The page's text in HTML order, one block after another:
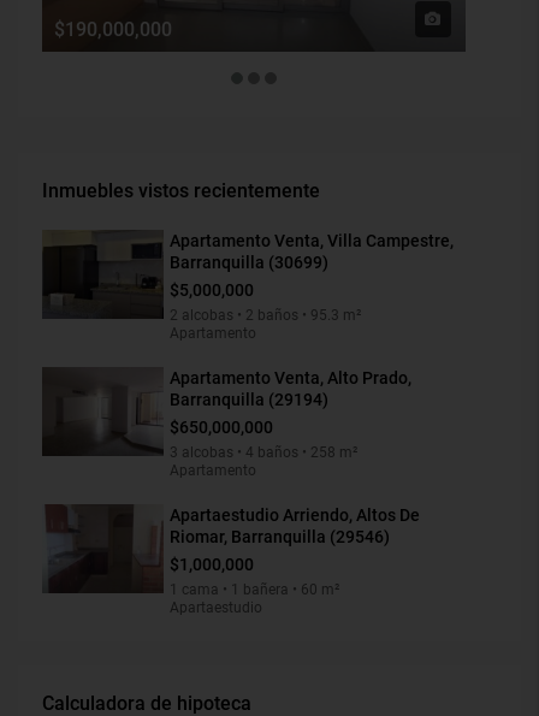
$190,000,000
Inmuebles vistos recientemente
Apartamento Venta, Villa Campestre,
Barranquilla (30699)
$5,000,000
2 alcobas • 2 baños • 95.3 m²
Apartamento
Apartamento Venta, Alto Prado,
Barranquilla (29194)
$650,000,000
3 alcobas • 4 baños • 258 m²
Apartamento
Apartaestudio Arriendo, Altos De
Riomar, Barranquilla (29546)
$1,000,000
1 cama • 1 bañera • 60 m²
Apartaestudio
Calculadora de hipoteca